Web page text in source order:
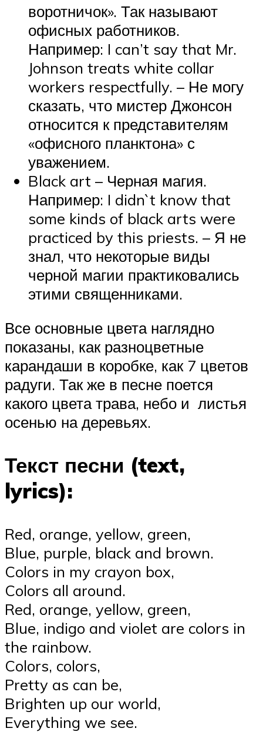
воротничок». Так называют
офисных работников.
Например: I can’t say that Mr.
Johnson treats white collar
workers respectfully. – Не могу
сказать, что мистер Джонсон
относится к представителям
«офисного планктона» с
уважением.
Black art – Черная магия.
Например: I didn`t know that
some kinds of black arts were
practiced by this priests. – Я не
знал, что некоторые виды
черной магии практиковались
этими священниками.
Все основные цвета наглядно
показаны, как разноцветные
карандаши в коробке, как 7 цветов
радуги. Так же в песне поется
какого цвета трава, небо и листья
осенью на деревьях.
Текст песни (text,
lyrics):
Red, orange, yellow, green,
Blue, purple, black and brown.
Colors in my crayon box,
Colors all around.
Red, orange, yellow, green,
Blue, indigo and violet are colors in
the rainbow.
Colors, colors,
Pretty as can be,
Brighten up our world,
Everything we see.